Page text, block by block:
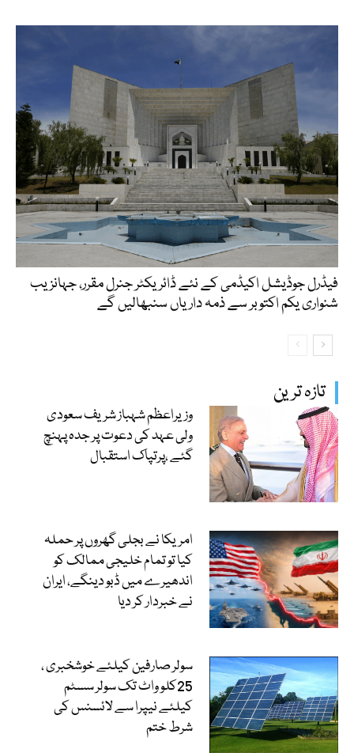
تازہ ترین
وزیراعظم شہباز شریف سعودی
ولی عہد کی دعوت پر جدہ پہنچ
گئے ،پرتپاک استقبال
امریکا نے بجلی گھروں پر حملہ
کیا تو تمام خلیجی ممالک کو
اندھیرے میں ڈبو دینگے، ایران
نے خبردار کر دیا
سولر صارفین کیلئے خوشخبری ،
25کلو واٹ تک سولر سسٹم
کیلئے نیپرا سے لائسنس کی
شرط ختم
فیڈرل جوڈیشل اکیڈمی کے نئے ڈائریکٹر جنرل مقرر، جہانزیب
شنواری یکم اکتوبر سے ذمہ داریاں سنبھالیں گے